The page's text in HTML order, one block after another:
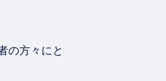
の方々にと